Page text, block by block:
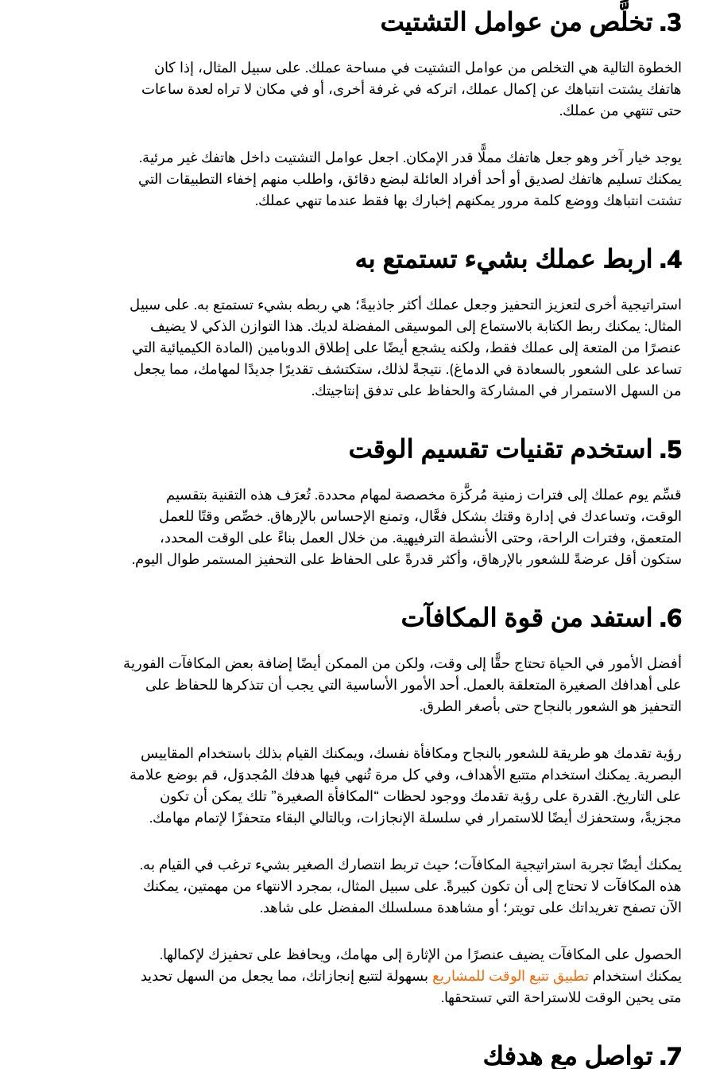
3. تخلَّص من عوامل التشتيت
الخطوة التالية هي التخلص من عوامل التشتيت في مساحة عملك. على سبيل المثال، إذا كان
هاتفك يشتت انتباهك عن إكمال عملك، اتركه في غرفة أخرى، أو في مكان لا تراه لعدة ساعات
حتى تنتهي من عملك.
يوجد خيار آخر وهو جعل هاتفك مملًّا قدر الإمكان. اجعل عوامل التشتيت داخل هاتفك غير مرئية.
يمكنك تسليم هاتفك لصديق أو أحد أفراد العائلة لبضع دقائق، واطلب منهم إخفاء التطبيقات التي
تشتت انتباهك ووضع كلمة مرور يمكنهم إخبارك بها فقط عندما تنهي عملك.
4. اربط عملك بشيء تستمتع به
استراتيجية أخرى لتعزيز التحفيز وجعل عملك أكثر جاذبيةً؛ هي ربطه بشيء تستمتع به. على سبيل
المثال: يمكنك ربط الكتابة بالاستماع إلى الموسيقى المفضلة لديك. هذا التوازن الذكي لا يضيف
عنصرًا من المتعة إلى عملك فقط، ولكنه يشجع أيضًا على إطلاق الدوبامين (المادة الكيميائية التي
تساعد على الشعور بالسعادة في الدماغ). نتيجةً لذلك، ستكتشف تقديرًا جديدًا لمهامك، مما يجعل
من السهل الاستمرار في المشاركة والحفاظ على تدفق إنتاجيتك.
5. استخدم تقنيات تقسيم الوقت
قسِّم يوم عملك إلى فترات زمنية مُركَّزة مخصصة لمهام محددة. تُعرَف هذه التقنية بتقسيم
الوقت، وتساعدك في إدارة وقتك بشكل فعَّال، وتمنع الإحساس بالإرهاق. خصِّص وقتًا للعمل
المتعمق، وفترات الراحة، وحتى الأنشطة الترفيهية. من خلال العمل بناءً على الوقت المحدد،
ستكون أقل عرضةً للشعور بالإرهاق، وأكثر قدرةً على الحفاظ على التحفيز المستمر طوال اليوم.
6. استفد من قوة المكافآت
أفضل الأمور في الحياة تحتاج حقًّا إلى وقت، ولكن من الممكن أيضًا إضافة بعض المكافآت الفورية
على أهدافك الصغيرة المتعلقة بالعمل. أحد الأمور الأساسية التي يجب أن تتذكرها للحفاظ على
التحفيز هو الشعور بالنجاح حتى بأصغر الطرق.
رؤية تقدمك هو طريقة للشعور بالنجاح ومكافأة نفسك، ويمكنك القيام بذلك باستخدام المقاييس
البصرية. يمكنك استخدام متتبع الأهداف، وفي كل مرة تُنهي فيها هدفك المُجدوَل، قم بوضع علامة
على التاريخ. القدرة على رؤية تقدمك ووجود لحظات “المكافأة الصغيرة” تلك يمكن أن تكون
مجزيةً، وستحفزك أيضًا للاستمرار في سلسلة الإنجازات، وبالتالي البقاء متحفزًا لإتمام مهامك.
يمكنك أيضًا تجربة استراتيجية المكافآت؛ حيث تربط انتصارك الصغير بشيء ترغب في القيام به.
هذه المكافآت لا تحتاج إلى أن تكون كبيرةً. على سبيل المثال، بمجرد الانتهاء من مهمتين، يمكنك
الآن تصفح تغريداتك على تويتر؛ أو مشاهدة مسلسلك المفضل على شاهد.
الحصول على المكافآت يضيف عنصرًا من الإثارة إلى مهامك، ويحافظ على تحفيزك لإكمالها.
يمكنك استخدام تطبيق تتبع الوقت للمشاريع بسهولة لتتبع إنجازاتك، مما يجعل من السهل تحديد
متى يحين الوقت للاستراحة التي تستحقها.
7. تواصل مع هدفك